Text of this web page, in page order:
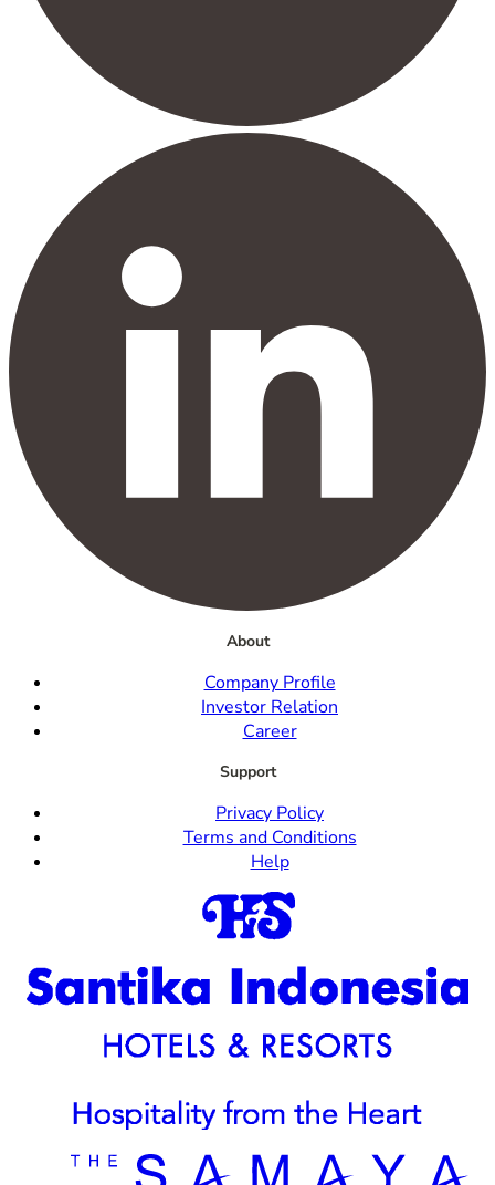
About
Company Profile
Investor Relation
Career
Support
Privacy Policy
Terms and Conditions
Help